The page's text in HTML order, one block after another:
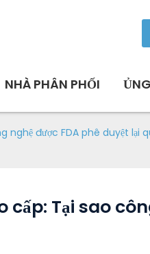
NHÀ PHÂN PHỐI
được FDA phê duyệt lại
Tại sao